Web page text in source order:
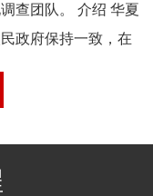
查团队。 介绍 华夏
政府保持一致，在
链接，拓展相关的